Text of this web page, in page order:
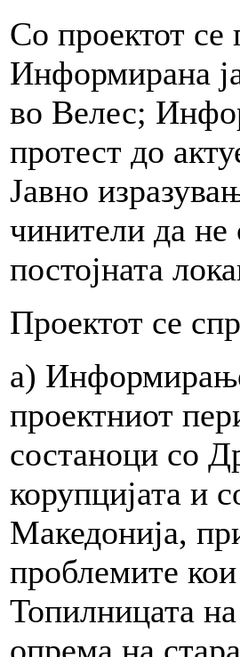
Со проектот се
Информирана
во Велес;
протест до
Јавно
чинители да не
постојната
Проектот се
а)
проектниот
состаноци со
корупцијата и
Македонија,
проблемите
Топилницата